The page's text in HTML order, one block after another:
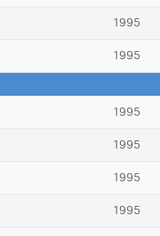
1995
1995
1995
1995
1995
1995